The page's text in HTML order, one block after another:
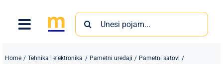
content
Search
for:
Home Tehnika i elektronika Pametni uređaji
Pametni satovi